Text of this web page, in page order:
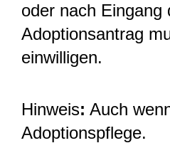
oder nach Eingang
Adoptionsantrag
einwilligen.
Hinweis: Auch
Adoptionspflege.